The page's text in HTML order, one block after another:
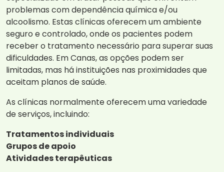
problemas com dependência química e/ou
alcoolismo. Estas clínicas oferecem um ambiente
seguro e controlado, onde os pacientes podem
receber o tratamento necessário para superar suas
dificuldades. Em Canas, as opções podem ser
limitadas, mas há instituições nas proximidades que
aceitam planos de saúde.
As clínicas normalmente oferecem uma variedade
de serviços, incluindo:
Tratamentos individuais
Grupos de apoio
Atividades terapêuticas